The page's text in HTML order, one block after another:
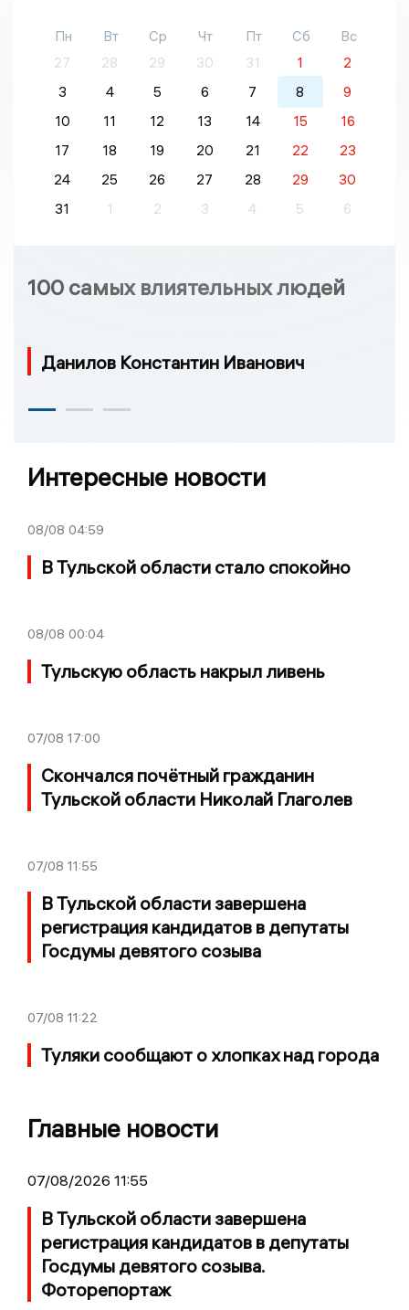
Пн Вт Ср Чт Пт Сб
Вс
27
28 29 30 31 1
2
3
4 5 6 7 8
9
10
11 12 13 14 15
16
17
18 19 20 21 22
23
24
25 26 27 28 29
30
31
1 2 3 4 5 6
100 самых влиятельных людей
Данилов Константин Иванович
Интересные новости
08/08 04:59
В Тульской области стало спокойно
08/08 00:04
Тульскую область накрыл ливень
07/08 17:00
Скончался почётный гражданин
Тульской области Николай Глаголев
07/08 11:55
В Тульской области завершена
регистрация кандидатов в депутаты
Госдумы девятого созыва
07/08 11:22
Туляки сообщают о хлопках над города
Главные новости
07/08/2026 11:55
В Тульской области завершена
регистрация кандидатов в депутаты
Госдумы девятого созыва.
Фоторепортаж